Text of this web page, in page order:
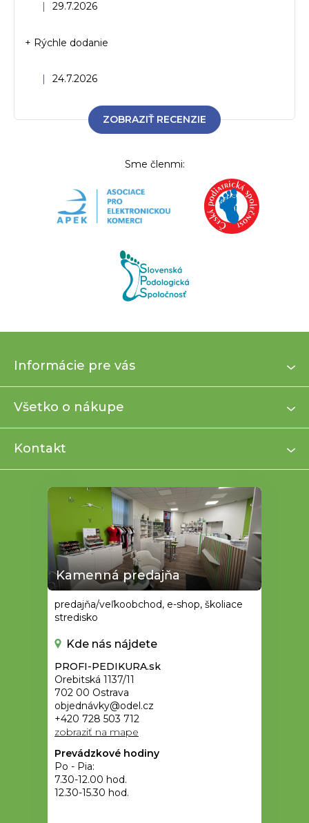
Hodnotenie obchodu je 5 z 5 hviezdičiek.
| 29.7.2026
Hodnotenie obchodu je 5 z 5 hviezdičiek.
| 24.7.2026
+ Rýchle dodanie
ZOBRAZIŤ RECENZIE
Sme členmi:
p
t
Informácie pre vás
Všetko o nákupe
Kontakt
Kamenná predajňa
predajňa/veľkoobchod, e-shop, školiace
stredisko
Kde nás nájdete
PROFI-PEDIKURA.sk
Orebitská 1137/11
702 00 Ostrava
objednávky@odel.cz
+420 728 503 712
zobraziť na mape
Prevádzkové hodiny
Po - Pia:
7.30-12.00 hod.
12.30-15.30 hod.